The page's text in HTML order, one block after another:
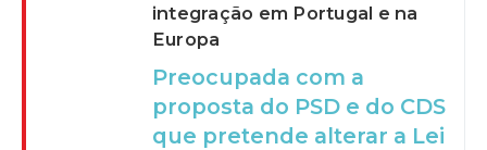
integração em Portugal e na
Europa
Preocupada com a
proposta do PSD e do CDS
que pretende alterar a Lei